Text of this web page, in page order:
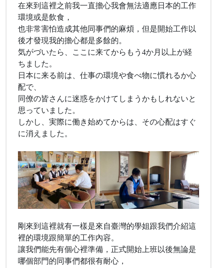
在來到這裡之前我一直擔心我會無法適應日本的工作
環境或是飲食，
也非常害怕造成其他同事們的麻煩，但是開始工作以
後才發現我的擔心都是多餘的。
気がづいたら、ここに来てからもう4か月以上が経
ちました。
日本に来る前は、仕事の環境や食べ物に慣れるか心
配で、
同僚の皆さんに迷惑をかけてしまうかもしれないと
思っていました。
しかし、実際に働き始めてからは、その心配はすぐ
に消えました。
剛來到這裡就有一樣是來自臺灣的學姐跟我們介紹這
裡的環境跟簡單的工作內容。
讓我們能先有個心裡準備，正式開始上班以後無論是
哪個部門的同事們都很有耐心，